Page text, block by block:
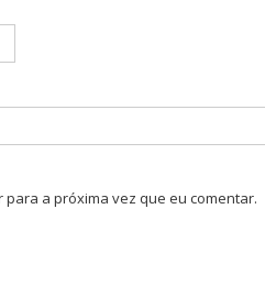
para a próxima vez que eu comentar.